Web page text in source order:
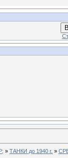
» ТАНКИ до 1940 г. »